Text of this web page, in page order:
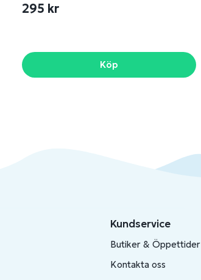
295 kr
Köp
Kundservice
Butiker & Öppettider
Kontakta oss